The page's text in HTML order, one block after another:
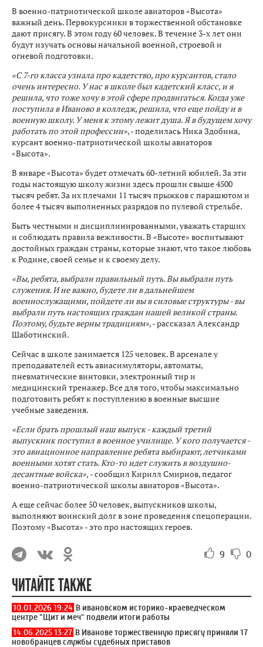
В военно-патриотической школе авиаторов «Высота»
важный день. Первокурсники в торжественной обстановке
дают присягу. В этом году 60 человек. В течение 3-х лет они
будут изучать основы начальной военной, строевой и
огневой подготовки.
«С 7-го класса узнала про кадетство, про курсантов, стало
очень интересно. У нас в школе был кадетский класс, и я
решила, что тоже хочу в этой сфере продвигаться. Когда уже
поступила в Иваново в колледж, решила, что еще пойду и в
военную школу. У меня к этому лежит душа. Я в будущем хочу
работать по этой профессии», - поделилась Ника Здобина,
курсант военно-патриотической школы авиаторов
«Высота».
В январе «Высота» будет отмечать 60-летний юбилей. За эти
годы настоящую школу жизни здесь прошли свыше 4500
тысяч ребят. За их плечами 11 тысяч прыжков с парашютом и
более 4 тысяч выполненных разрядов по пулевой стрельбе.
Быть честными и дисциплинированными, уважать старших
и соблюдать правила вежливости. В «Высоте» воспитывают
достойных граждан страны, которые знают, что такое любовь
к Родине, своей семье и к своему делу.
«Вы, ребята, выбрали правильный путь. Вы выбрали путь
служения. И не важно, будете ли в дальнейшем
военнослужащими, пойдете ли вы в силовые структуры - вы
выбрали путь настоящих граждан нашей великой страны.
Поэтому, будьте верны традициям», - рассказал Александр
Шаботинский.
Сейчас в школе занимается 125 человек. В арсенале у
преподавателей есть авиасимуляторы, автоматы,
пневматические винтовки, электронный тир и
медицинский тренажер. Все для того, чтобы максимально
подготовить ребят к поступлению в военные высшие
учебные заведения.
«Если брать прошлый наш выпуск - каждый третий
выпускник поступил в военное училище. У кого получается -
это авиационное направление ребята выбирают, летчиками
военными хотят стать. Кто-то идет служить в воздушно-
десантные войска», - сообщил Кирилл Смирнов, педагог
военно-патриотической школы авиаторов «Высота».
А еще сейчас более 50 человек, выпускников школы,
выполняют воинский долг в зоне проведения спецоперации.
Поэтому «Высота» - это про настоящих героев.
9 0
ЧИТАЙТЕ ТАКЖЕ
10.01.2026 19:24 В ивановском историко-краеведческом
центре "Щит и меч" подвели итоги работы
14.06.2025 13:27 В Иванове торжественную присягу приняли 17
новобранцев службы судебных приставов